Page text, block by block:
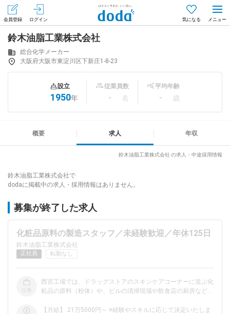
会員登録 ログイン 気になる
会員登録（無料）
はじめてdodaをご利用される方へ
求人を紹介してもらう
専門サイト
dodaチャットサポート
対応時間：10:00～22:00(日曜・年末年始を除く)
気軽に相談してみませんか？
今の仕事を続けるべき？
鈴木油脂工業株式会社
総合化学メーカー
大阪府大阪市東淀川区下新庄1-8-23
設立
1950年
従業員数
- 名
平均年齢
- 歳
概要 求人 年収
鈴木油脂工業株式会社 の求人・中途採用情報
鈴木油脂工業株式会社で
dodaに掲載中の求人・採用情報はありません。
募集が終了した求人
化粧品原料の製造スタッフ／未経験歓迎／年休125日
鈴木油脂工業株式会社
正社員 転勤なし
西宮工場では、ドラッグストアのスキンケアコーナーに並ぶ化
粧品の原料（粉体）や、ビルの清掃現場や飲食店の厨房などプ
ます。 あなたにお任せするのは、こうした身近な製品づくり
【月給】 21万5000円～ ※経験やスキルに応じて決定いたしま